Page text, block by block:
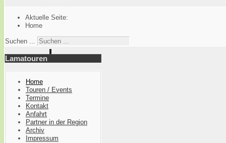
Aktuelle Seite:
Home
Suchen ...
Lamatouren
Home
Touren / Events
Termine
Kontakt
Anfahrt
Partner in der Region
Archiv
Impressum